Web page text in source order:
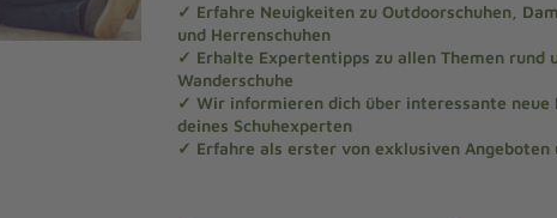
✓ Erfahre Neuigkeiten zu Outdoorschuhen,
und Herrenschuhen
✓ Erhalte Expertentipps zu allen Themen rund
Wanderschuhe
✓ Wir informieren dich über interessante neue
deines Schuhexperten
✓ Erfahre als erster von exklusiven Angeboten